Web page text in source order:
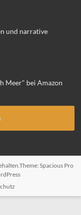
und narrative
Meer" bei Amazon
Spacious Pro